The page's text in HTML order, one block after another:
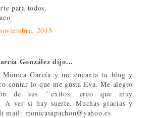
para todos.
2013
González dijo...
Mónica García y me encanta tu blog y
contar lo que me gusta Eva. Me alegro
de sus ´´exitos, creo que muy
A ver si hay suerte. Muchas gracias y
mail: monicasapachon@yahoo.es